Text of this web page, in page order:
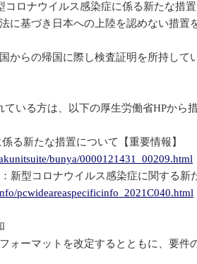
コロナウイルス感染症に係る新たな
に基づき日本への上陸を認めない措
からの帰国に際し検査証明を所持し
ている方は、以下の厚生労働省HPから
る新たな措置について【重要情報】
bunya/0000121431_00209.html
新型コロナウイルス感染症に関する新
pcwideareaspecificinfo_2021C040.html
ォーマットを改定するとともに、要件